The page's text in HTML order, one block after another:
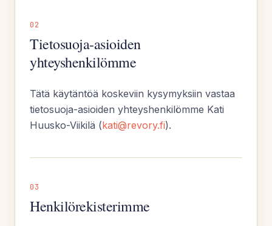
02
Tietosuoja-asioiden
yhteyshenkilömme
Tätä käytäntöä koskeviin kysymyksiin vastaa
tietosuoja-asioiden yhteyshenkilömme Kati
Huusko-Viikilä (kati@revory.fi).
03
Henkilörekisterimme